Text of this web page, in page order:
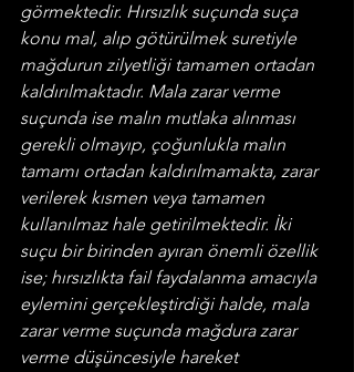
görmektedir. Hırsızlık suçunda suça
konu mal, alıp götürülmek suretiyle
mağdurun zilyetliği tamamen ortadan
kaldırılmaktadır. Mala zarar verme
suçunda ise malın mutlaka alınması
gerekli olmayıp, çoğunlukla malın
tamamı ortadan kaldırılmamakta, zarar
verilerek kısmen veya tamamen
kullanılmaz hale getirilmektedir. İki
suçu bir birinden ayıran önemli özellik
ise; hırsızlıkta fail faydalanma amacıyla
eylemini gerçekleştirdiği halde, mala
zarar verme suçunda mağdura zarar
verme düşüncesiyle hareket